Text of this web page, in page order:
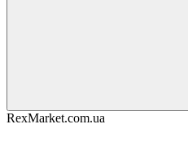
RexMarket.com.ua